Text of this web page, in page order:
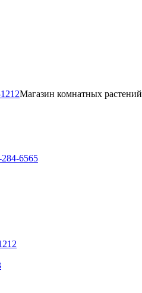
Магазин комнатных растений
6565